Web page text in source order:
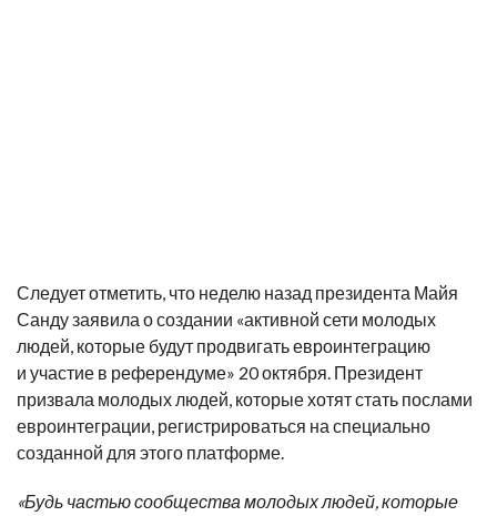
Следует отметить, что неделю назад президента Майя
Санду заявила о создании «активной сети молодых
людей, которые будут продвигать евроинтеграцию
и участие в референдуме» 20 октября. Президент
призвала молодых людей, которые хотят стать послами
евроинтеграции, регистрироваться на специально
созданной для этого платформе.
«Будь частью сообщества молодых людей, которые